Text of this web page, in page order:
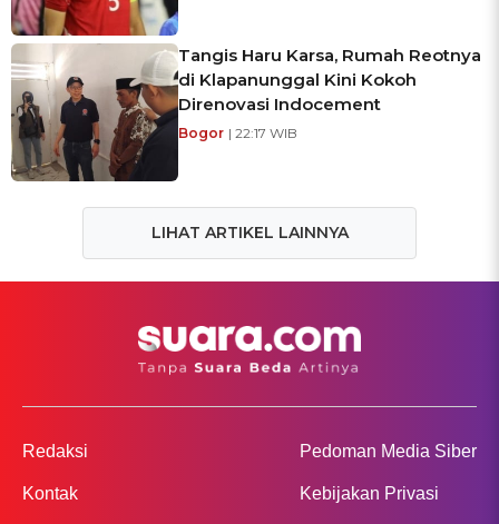
Tangis Haru Karsa, Rumah Reotnya
di Klapanunggal Kini Kokoh
Direnovasi Indocement
Bogor | 22:17 WIB
LIHAT ARTIKEL LAINNYA
Redaksi
Kontak
Pedoman Media Siber
Kebijakan Privasi